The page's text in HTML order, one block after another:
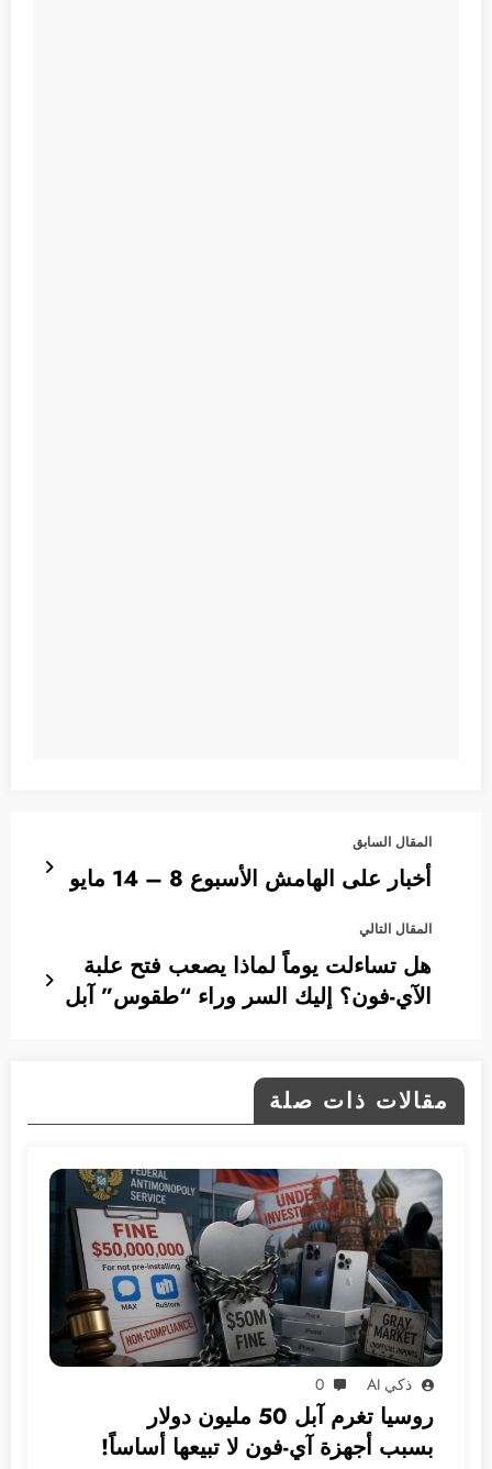
المقال السابق
أخبار على الهامش الأسبوع 8 – 14 مايو
المقال التالي
هل تساءلت يوماً لماذا يصعب فتح علبة
الآي-فون؟ إليك السر وراء “طقوس” آبل
مقالات ذات صلة
ذكي AI 0
روسيا تغرم آبل 50 مليون دولار
بسبب أجهزة آي-فون لا تبيعها أساساً!